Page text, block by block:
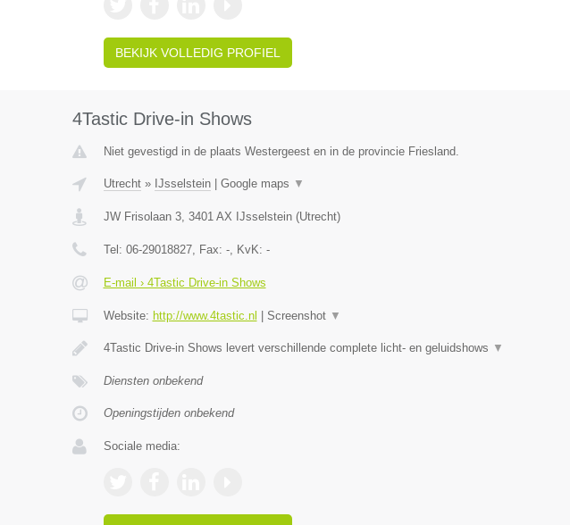
BEKIJK VOLLEDIG PROFIEL
4Tastic Drive-in Shows
Niet gevestigd in de plaats Westergeest en in de provincie Friesland.
Utrecht» IJsselstein| Google maps ▼
JW Frisolaan 3, 3401 AX IJsselstein(Utrecht)
Tel: 06-29018827, Fax: -, KvK: -
E-mail › 4Tastic Drive-in Shows
Website: http://www.4tastic.nl Screenshot ▼
4Tastic Drive-in Shows levert verschillende complete licht- en geluidshows ▼
Diensten onbekend
Openingstijden onbekend
Sociale media: